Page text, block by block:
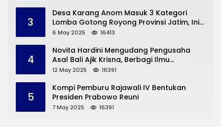
3
Desa Karang Anom Masuk 3 Kategori
Lomba Gotong Royong Provinsi Jatim, Ini
yang Disampaikan Sekda Trenggalek
6 May 2025 16413
4
Novita Hardini Mengudang Pengusaha
Asal Bali Ajik Krisna, Berbagi Ilmu
Pengembangan Pariwisata dan UMKM
12 May 2025 16391
5
Kompi Pemburu Rajawali IV Bentukan
Presiden Prabowo Reuni
7 May 2025 16391